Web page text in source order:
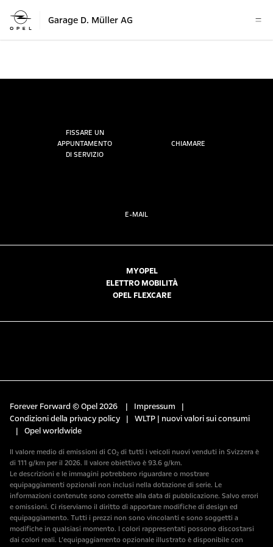
Garage D. Müller AG
FISSARE UN
APPUNTAMENTO
DI SERVIZIO
CHIAMARE
E-MAIL
MYOPEL
ELETTRO MOBILITÀ
OPEL FLEXCARE
Forever Forward © Opel 2026 | Impressum
|
Condizioni della privacy policy
|
WLTP | nuovi valori sui consumi
|
Opel worldwide
Il valore medio di emissioni di CO₂ di tutti i veicoli nuovi venduti in Svizzera è
di 111 g/km per il 2026. Il valore obiettivo è 93.6 g/km.
Le descrizioni e le immagini potrebbero riguardare o mostrare
equipaggiamenti opzionali non inclusi nella dotazione di serie. Le
informazioni contenute sono corrette alla data di pubblicazione. Salvo errori
e omissioni. Ci riserviamo il diritto di apportare modifiche di design ed
equipaggiamento. Tutti i prezzi non sono vincolanti e sono soggetti a
modifiche in qualsiasi momento. I colori rappresentati possono discostarsi
dai colori reali. L’equipaggiamento opzionale illustrato è disponibile con